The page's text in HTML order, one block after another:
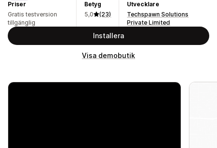
Priser
Gratis testversion
tillgänglig
Betyg
5,0
(23)
Utvecklare
Techspawn Solutions
Private Limited
Installera
Visa demobutik